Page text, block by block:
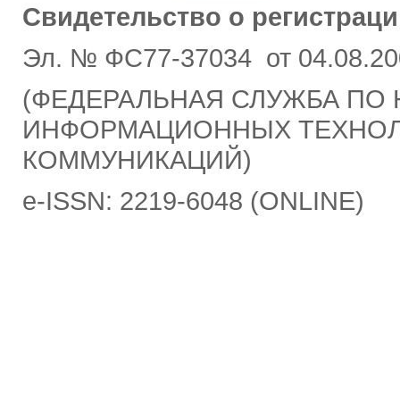
Свидетельство о
Эл. № ФС77-37034 от
(ФЕДЕРАЛЬНАЯ СЛУЖБА ПО
ИНФОРМАЦИОННЫХ
КОММУНИКАЦИЙ)
e-ISSN: 2219-6048 (ONLINE)